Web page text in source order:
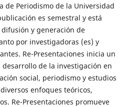
de Periodismo de la Universidad
es semestral y está
y generación de
por investigadoras (es) y
Re-Presentaciones inicia un
de la investigación en
social, periodismo y estudios
enfoques teóricos,
Re-Presentaciones promueve